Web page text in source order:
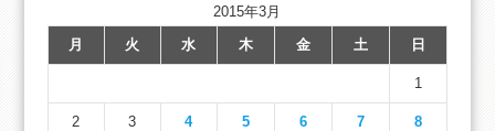
2015年3月
月
火 水 木 金 土 日
1
2 3 4 5 6 7 8